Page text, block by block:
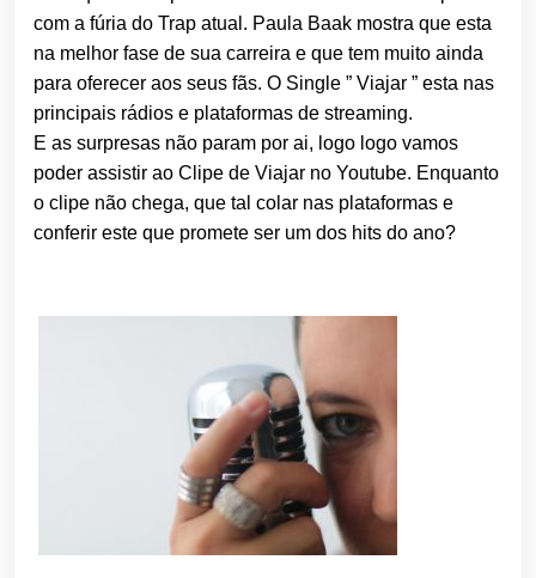
com a fúria do Trap atual. Paula Baak mostra que esta
na melhor fase de sua carreira e que tem muito ainda
para oferecer aos seus fãs. O Single ” Viajar ” esta nas
principais rádios e plataformas de streaming.
E as surpresas não param por ai, logo logo vamos
poder assistir ao Clipe de Viajar no Youtube. Enquanto
o clipe não chega, que tal colar nas plataformas e
conferir este que promete ser um dos hits do ano?